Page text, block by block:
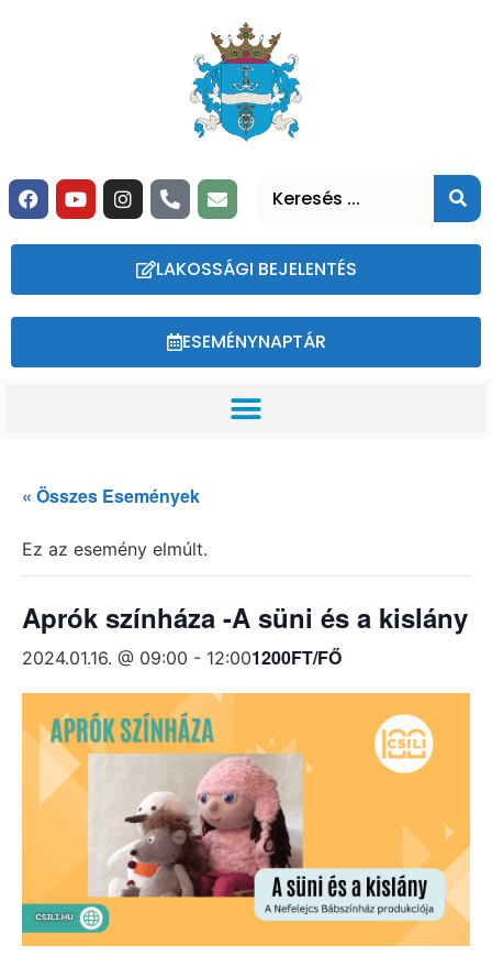
LAKOSSÁGI BEJELENTÉS
ESEMÉNYNAPTÁR
« Összes Események
Ez az esemény elmúlt.
Aprók színháza -A süni és a kislány
2024.01.16. @ 09:00 - 12:001200FT/FŐ